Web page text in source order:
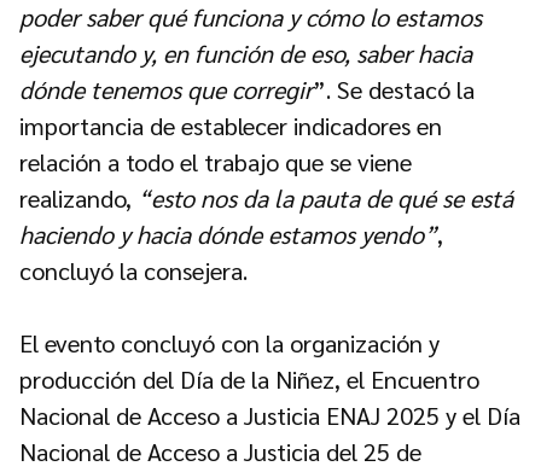
poder saber qué funciona y cómo lo estamos
ejecutando y, en función de eso, saber hacia
dónde tenemos que corregir”. Se destacó la
importancia de establecer indicadores en
relación a todo el trabajo que se viene
realizando, “esto nos da la pauta de qué se está
haciendo y hacia dónde estamos yendo”,
concluyó la consejera.
El evento concluyó con la organización y
producción del Día de la Niñez, el Encuentro
Nacional de Acceso a Justicia ENAJ 2025 y el Día
Nacional de Acceso a Justicia del 25 de